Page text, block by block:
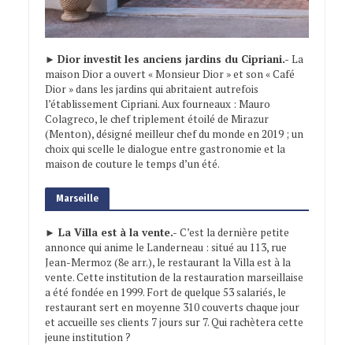
► Dior investit les anciens jardins du Cipriani.- La
maison Dior a ouvert « Monsieur Dior » et son « Café
Dior » dans les jardins qui abritaient autrefois
l’établissement Cipriani. Aux fourneaux : Mauro
Colagreco, le chef triplement étoilé de Mirazur
(Menton), désigné meilleur chef du monde en 2019 ; un
choix qui scelle le dialogue entre gastronomie et la
maison de couture le temps d’un été.
Marseille
► La Villa est à la vente.- C’est la dernière petite
annonce qui anime le Landerneau : situé au 113, rue
Jean-Mermoz (8e arr.), le restaurant la Villa est à la
vente. Cette institution de la restauration marseillaise
a été fondée en 1999. Fort de quelque 53 salariés, le
restaurant sert en moyenne 310 couverts chaque jour
et accueille ses clients 7 jours sur 7. Qui rachètera cette
jeune institution ?